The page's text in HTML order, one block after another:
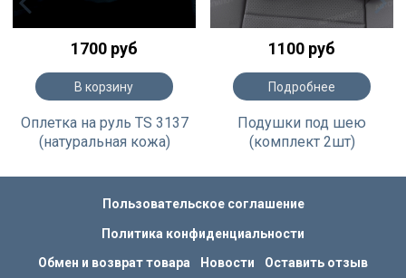
1700 руб
В корзину
Оплетка на руль TS 3137
(натуральная кожа)
1100 руб
Подробнее
Подушки под шею
(комплект 2шт)
Пользовательское соглашение
Политика конфиденциальности
Обмен и возврат товара Новости Оставить отзыв